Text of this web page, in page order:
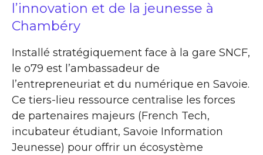
l’innovation et de la jeunesse à
Chambéry
Installé stratégiquement face à la gare SNCF,
le o79 est l’ambassadeur de
l’entrepreneuriat et du numérique en Savoie.
Ce tiers-lieu ressource centralise les forces
de partenaires majeurs (French Tech,
incubateur étudiant, Savoie Information
Jeunesse) pour offrir un écosystème